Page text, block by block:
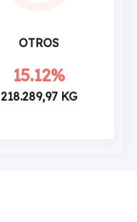
OTROS
15.12%
218.289,97 KG